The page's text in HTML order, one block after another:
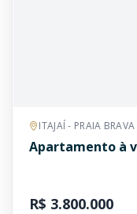
ITAJAÍ - PRAIA BRAVA
Apartamento à
R$ 3.800.000